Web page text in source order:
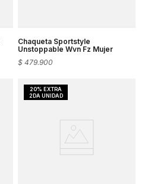
Chaqueta Sportstyle
Unstoppable Wvn Fz Mujer
$ 479.900